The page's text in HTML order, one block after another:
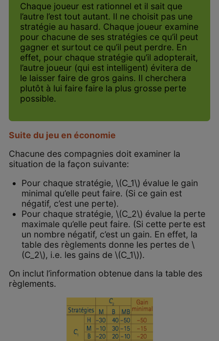
Chaque joueur est rationnel et il sait que
l’autre l’est tout autant. Il ne choisit pas une
stratégie au hasard. Chaque joueur examine
pour chacune de ses stratégies ce qu’il peut
gagner et surtout ce qu’il peut perdre. En
effet, pour chaque stratégie qu’il adopterait,
l’autre joueur (qui est intelligent) évitera de
le laisser faire de gros gains. Il cherchera
plutôt à lui faire faire la plus grosse perte
possible.
Suite du jeu en économie
Chacune des compagnies doit examiner la
situation de la façon suivante:
Pour chaque stratégie, \(C_1\) évalue le gain
minimal qu’elle peut faire. (Si ce gain est
négatif, c’est une perte).
Pour chaque stratégie, \(C_2\) évalue la perte
maximale qu’elle peut faire. (Si cette perte est
un nombre négatif, c’est un gain. En effet, la
table des règlements donne les pertes de \
(C_2\), i.e. les gains de \(C_1\)).
On inclut l’information obtenue dans la table des
règlements.